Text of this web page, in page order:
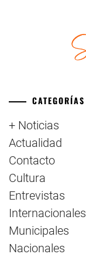
CATEGORÍAS
+ Noticias
Actualidad
Contacto
Cultura
Entrevistas
Internacionales
Municipales
Nacionales